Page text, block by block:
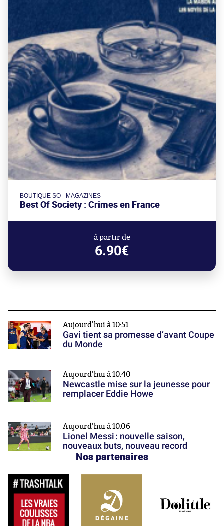
BOUTIQUE SO - MAGAZINES
Best Of Society : Crimes en France
à partir de
6.90€
Aujourd'hui à 10:51
Gavi tient sa promesse d’avant Coupe
du Monde
Aujourd'hui à 10:40
Newcastle mise sur la jeunesse pour
remplacer Eddie Howe
Aujourd'hui à 10:06
Lionel Messi : nouvelle saison,
nouveaux buts, nouveau record
Nos partenaires